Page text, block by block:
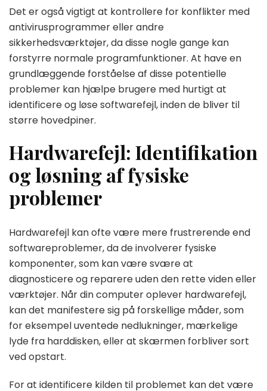
Det er også vigtigt at kontrollere for konflikter med
antivirusprogrammer eller andre
sikkerhedsværktøjer, da disse nogle gange kan
forstyrre normale programfunktioner. At have en
grundlæggende forståelse af disse potentielle
problemer kan hjælpe brugere med hurtigt at
identificere og løse softwarefejl, inden de bliver til
større hovedpiner.
Hardwarefejl: Identifikation
og løsning af fysiske
problemer
Hardwarefejl kan ofte være mere frustrerende end
softwareproblemer, da de involverer fysiske
komponenter, som kan være svære at
diagnosticere og reparere uden den rette viden eller
værktøjer. Når din computer oplever hardwarefejl,
kan det manifestere sig på forskellige måder, som
for eksempel uventede nedlukninger, mærkelige
lyde fra harddisken, eller at skærmen forbliver sort
ved opstart.
For at identificere kilden til problemet kan det være